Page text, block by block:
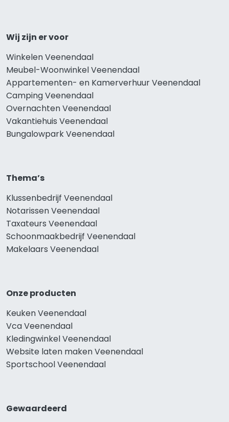
Wij zijn er voor
Winkelen Veenendaal
Meubel-Woonwinkel Veenendaal
Appartementen- en Kamerverhuur Veenendaal
Camping Veenendaal
Overnachten Veenendaal
Vakantiehuis Veenendaal
Bungalowpark Veenendaal
Thema’s
Klussenbedrijf Veenendaal
Notarissen Veenendaal
Taxateurs Veenendaal
Schoonmaakbedrijf Veenendaal
Makelaars Veenendaal
Onze producten
Keuken Veenendaal
Vca Veenendaal
Kledingwinkel Veenendaal
Website laten maken Veenendaal
Sportschool Veenendaal
Gewaardeerd